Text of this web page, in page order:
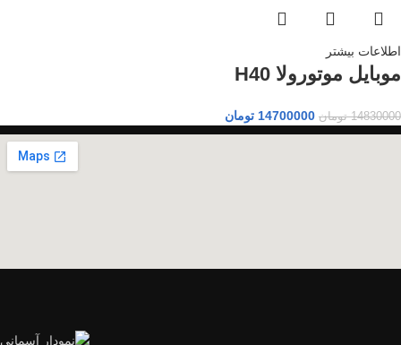
اطلاعات بیشتر
موبایل موتورولا H40
14830000 تومان 14700000 تومان